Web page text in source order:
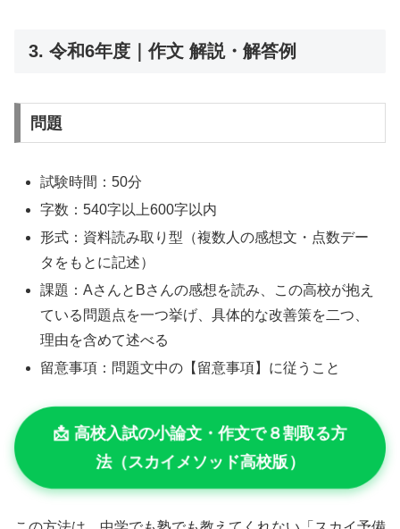
3. 令和6年度｜作文 解説・解答例
問題
試験時間：50分
字数：540字以上600字以内
形式：資料読み取り型（複数人の感想文・点数デー
タをもとに記述）
課題：AさんとBさんの感想を読み、この高校が抱え
ている問題点を一つ挙げ、具体的な改善策を二つ、
理由を含めて述べる
留意事項：問題文中の【留意事項】に従うこと
📩 高校入試の小論文・作文で８割取る方
法（スカイメソッド高校版）